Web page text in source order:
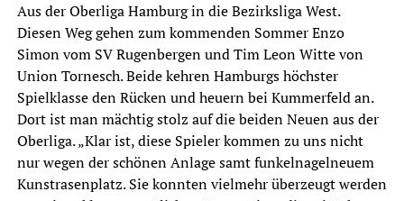
Aus derOberliga Hamburgin die Bezirksliga West.
Diesen Weg gehen zum kommenden Sommer Enzo
Simon vom SV Rugenbergen und Tim Leon Witte von
Union Tornesch. Beide kehren Hamburgs höchster
Spielklasse den Rücken und heuern bei Kummerfeld an.
Dort ist man mächtig stolz auf die beiden Neuen aus der
Oberliga. „Klar ist, diese Spieler kommen zu uns nicht
nur wegen der schönen Anlage samt funkelnagelneuem
Kunstrasenplatz. Sie konnten vielmehr überzeugt werden